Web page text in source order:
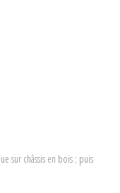
sur châssis en bois ; puis